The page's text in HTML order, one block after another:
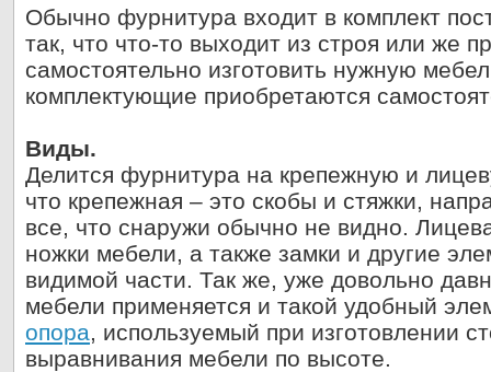
Обычно фурнитура входит в комплект
так, что что-то выходит из строя или же
самостоятельно изготовить нужную
комплектующие приобретаются
Виды.
Делится фурнитура на крепежную и
что крепежная – это скобы и стяжки,
все, что снаружи обычно не видно.
ножки мебели, а также замки и другие
видимой части. Так же, уже довольно
мебели применяется и такой удобный
опора, используемый при изготовлении
выравнивания мебели по высоте.